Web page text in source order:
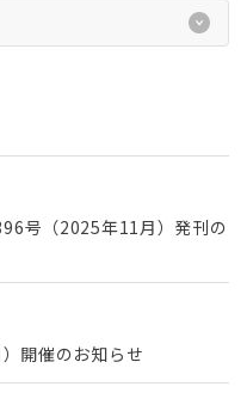
号（2025年11月）発刊の
開催のお知らせ